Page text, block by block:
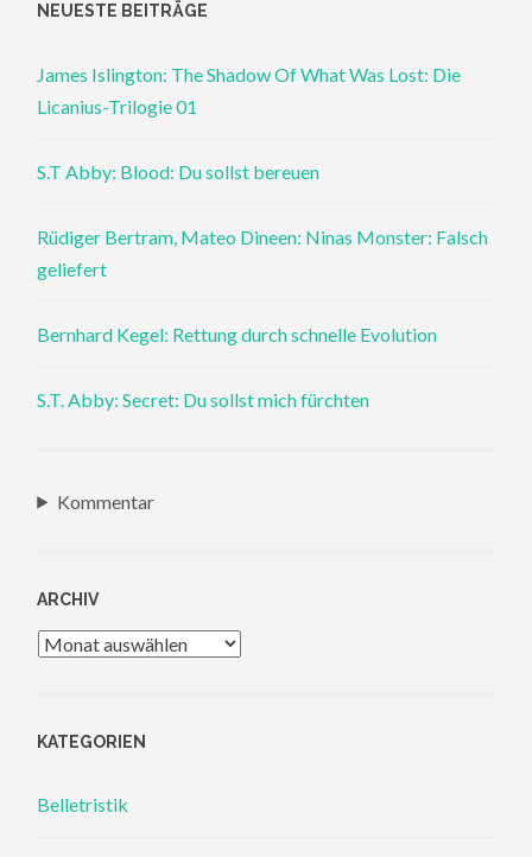
NEUESTE BEITRÄGE
James Islington: The Shadow Of What Was Lost: Die
Licanius-Trilogie 01
S.T Abby: Blood: Du sollst bereuen
Rüdiger Bertram, Mateo Dineen: Ninas Monster: Falsch
geliefert
Bernhard Kegel: Rettung durch schnelle Evolution
S.T. Abby: Secret: Du sollst mich fürchten
Kommentar
ARCHIV
Archiv
KATEGORIEN
Belletristik